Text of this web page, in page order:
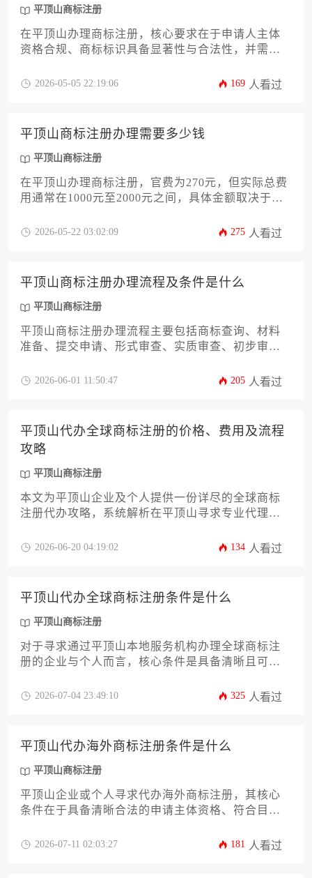
平顶山商标注册
在平顶山办理商标注册，核心要求在于申请人主体
资格合规、商标标识具备显著性与合法性，并需遵
时做好前期检索与后续维护。
2026-05-05 22:19:06 169 人看过
平顶山商标注册办理需要多少钱
平顶山商标注册
在平顶山办理商标注册，官费为270元，但实际总费
用通常在1000元至2000元之间，具体金额取决于是
能遇到的复杂情况。自行办理可节省服务费，但涉
2026-05-22 03:02:09 275 人看过
平顶山商标注册办理流程及条件是什么
平顶山商标注册
平顶山商标注册办理流程主要包括商标查询、材料
准备、提交申请、形式审查、实质审查、初步审定
涉及申请人资格、商标显著性与合法性等核心要
2026-06-01 11:50:47 205 人看过
平顶山代办全球商标注册的价格、费用及流程
攻略
平顶山商标注册
本文为平顶山企业及个人提供一份详尽的全球商标
注册代办攻略，系统解析在平顶山寻求专业代理服
询到获权的完整流程。文章旨在帮助您清晰规划预
2026-06-20 04:19:02 134 人看过
平顶山代办全球商标注册条件是什么
平顶山商标注册
对于寻求通过平顶山本地服务机构办理全球商标注
册的企业与个人而言，核心条件是具备清晰且可注
目标国家/地区法律的主体资格。代办机构将在此基
2026-07-04 23:49:10 325 人看过
平顶山代办海外商标注册条件是什么
平顶山商标注册
平顶山企业或个人寻求代办海外商标注册，其核心
条件在于具备清晰合法的申请主体资格、符合目标
选择专业可靠的代理机构。满足这些基础要求是开
2026-07-11 02:03:27 181 人看过